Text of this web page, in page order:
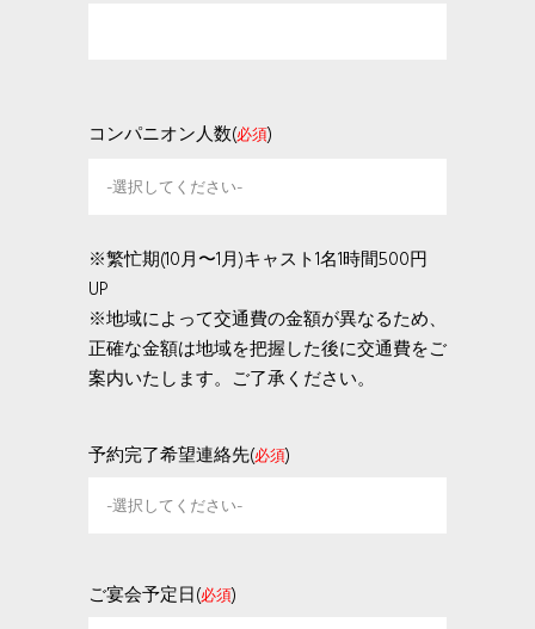
コンパニオン人数(必須)
※繁忙期(10月〜1月)キャスト1名1時間500円
UP
※地域によって交通費の金額が異なるため、
正確な金額は地域を把握した後に交通費をご
案内いたします。ご了承ください。
予約完了希望連絡先(必須)
ご宴会予定日(必須)